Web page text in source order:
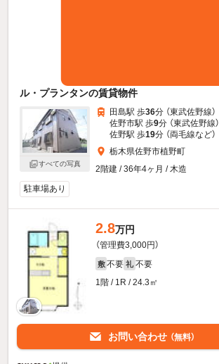
ル・プランタンの賃貸物件
すべての写真
田島駅 歩36分 （東武佐野線）
佐野市駅 歩9分 （東武佐野線）
佐野駅 歩19分 （両毛線など）
栃木県佐野市植野町
2階建 / 36年4ヶ月 / 木造
駐車場あり
2.8万円
（管理費3,000円）
敷 不要 礼 不要
1階 / 1R / 24.3㎡
お問い合わせ （無料）